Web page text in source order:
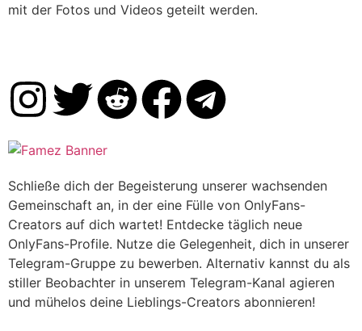
mit der Fotos und Videos geteilt werden.
Schließe dich der Begeisterung unserer wachsenden
Gemeinschaft an, in der eine Fülle von OnlyFans-
Creators auf dich wartet! Entdecke täglich neue
OnlyFans-Profile. Nutze die Gelegenheit, dich in unserer
Telegram-Gruppe zu bewerben. Alternativ kannst du als
stiller Beobachter in unserem Telegram-Kanal agieren
und mühelos deine Lieblings-Creators abonnieren!